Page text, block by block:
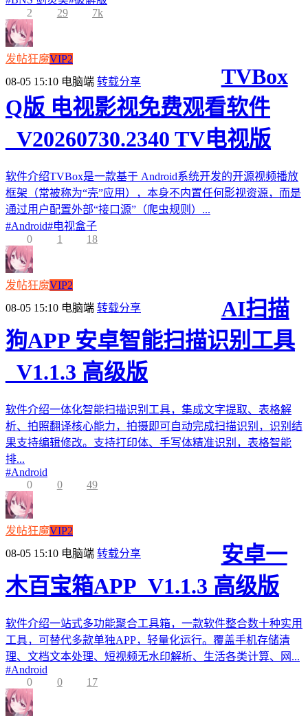
2
29 7k
发帖狂魔VIP2
08-05 15:10 电脑端 转载分享
TVBox
Q版 电视影视免费观看软件
_V20260730.2340 TV电视版
软件介绍TVBox是一款基于 Android系统开发的开源视频播放
框架（常被称为“壳”应用），本身不内置任何影视资源，而是
通过用户配置外部“接口源”（爬虫规则）...
#Android#电视盒子
0
1 18
发帖狂魔VIP2
08-05 15:10 电脑端 转载分享
AI扫描
狗APP 安卓智能扫描识别工具
_V1.1.3 高级版
软件介绍一体化智能扫描识别工具，集成文字提取、表格解
析、拍照翻译核心能力，拍摄即可自动完成扫描识别，识别结
果支持编辑修改。支持打印体、手写体精准识别，表格智能
排...
#Android
0
0 49
发帖狂魔VIP2
08-05 15:10 电脑端 转载分享
安卓一
木百宝箱APP_V1.1.3 高级版
软件介绍一站式多功能聚合工具箱，一款软件整合数十种实用
工具，可替代多款单独APP，轻量化运行。覆盖手机存储清
理、文档文本处理、短视频无水印解析、生活各类计算、网...
#Android
0
0 17